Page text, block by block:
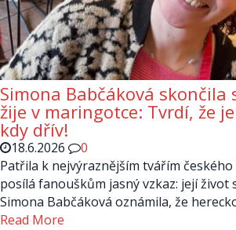
Simona Babčáková skončila
žije v maringotce: Tvrdí, že
kdy dřív!
18.6.2026
0
Patřila k nejvýraznějším tvářím
posílá fanouškům jasný vzkaz: její život
Simona Babčáková oznámila, že
Read More